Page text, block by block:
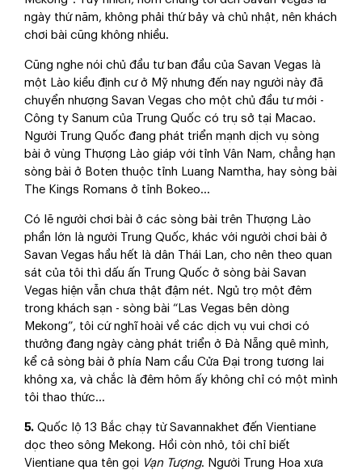
ngày thứ năm, không phải thứ bảy và chủ nhật, nên khách
chơi bài cũng không nhiều.
Cũng nghe nói chủ đầu tư ban đầu của Savan Vegas là
một Lào kiều định cư ở Mỹ nhưng đến nay người này đã
chuyển nhượng Savan Vegas cho một chủ đầu tư mới -
Công ty Sanum của Trung Quốc có trụ sở tại Macao.
Người Trung Quốc đang phát triển mạnh dịch vụ sòng
bài ở vùng Thượng Lào giáp với tỉnh Vân Nam, chẳng hạn
sòng bài ở Boten thuộc tỉnh Luang Namtha, hay sòng bài
The Kings Romans ở tỉnh Bokeo...
Có lẽ người chơi bài ở các sòng bài trên Thượng Lào
phần lớn là người Trung Quốc, khác với người chơi bài ở
Savan Vegas hầu hết là dân Thái Lan, cho nên theo quan
sát của tôi thì dấu ấn Trung Quốc ở sòng bài Savan
Vegas hiện vẫn chưa thật đậm nét. Ngủ trọ một đêm
trong khách sạn - sòng bài “Las Vegas bên dòng
Mekong”, tôi cứ nghĩ hoài về các dịch vụ vui chơi có
thưởng đang ngày càng phát triển ở Đà Nẵng quê mình,
kể cả sòng bài ở phía Nam cầu Cửa Đại trong tương lai
không xa, và chắc là đêm hôm ấy không chỉ có một mình
tôi thao thức…
5. Quốc lộ 13 Bắc chạy từ Savannakhet đến Vientiane
dọc theo sông Mekong. Hồi còn nhỏ, tôi chỉ biết
Vientiane qua tên gọi Vạn Tượng. Người Trung Hoa xưa